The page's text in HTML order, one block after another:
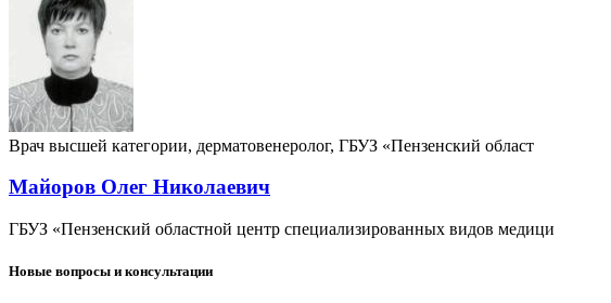
Врач высшей категории, дерматовенеролог, ГБУЗ «Пензенский област
Майоров Олег Николаевич
ГБУЗ «Пензенский областной центр специализированных видов медици
Новые вопросы и консультации